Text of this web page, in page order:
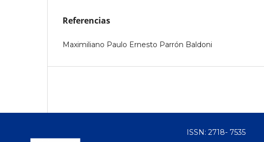
Referencias
Maximiliano Paulo Ernesto Parrón Baldoni
ISSN: 2718- 7535